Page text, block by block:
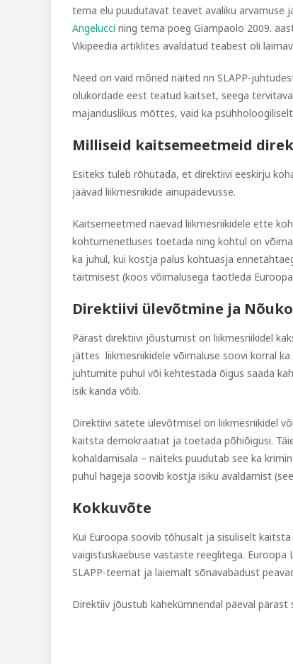
tema elu puudutavat teavet avaliku arvamuse
Angelucci ning tema poeg Giampaolo 2009.
Vikipeedia artiklites avaldatud teabest oli laimav.
Need on vaid mõned näited nn SLAPP-
olukordade eest teatud kaitset, seega
majanduslikus mõttes, vaid ka
Milliseid kaitsemeetmeid
Esiteks tuleb rõhutada, et direktiivi eeskirju
jäävad liikmesriikide ainupädevusse.
Kaitsemeetmed näevad liikmesriikidele ette
kohtumenetluses toetada ning kohtul on
ka juhul, kui kostja palus kohtuasja
täitmisest (koos võimalusega taotleda
Direktiivi ülevõtmine ja
Pärast direktiivi jõustumist on liikmesriikidel
jättes liikmesriikidele võimaluse soovi korral
juhtumite puhul või kehtestada õigus saada
isik kanda võib.
Direktiivi sätete ülevõtmisel on liikmesriikidel
kaitsta demokraatiat ja toetada põhiõigusi.
kohaldamisala – näiteks puudutab see ka
puhul hageja soovib kostja isiku avaldamist
Kokkuvõte
Kui Euroopa soovib tõhusalt ja sisuliselt
vaigistuskaebuse vastaste reeglitega.
SLAPP-teemat ja laiemalt sõnavabadust
Direktiiv jõustub kahekümnendal päeval